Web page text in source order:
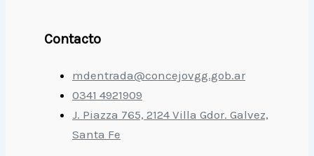
Contacto
mdentrada@concejovgg.gob.ar
0341 4921909
J. Piazza 765, 2124 Villa Gdor. Galvez,
Santa Fe